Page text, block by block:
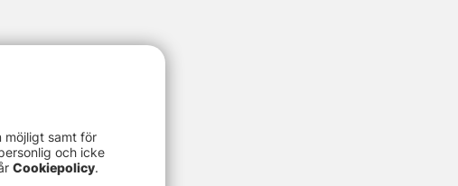
möjligt samt för
och icke
Cookiepolicy.